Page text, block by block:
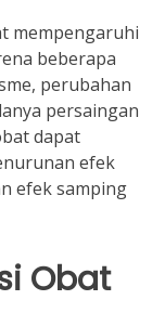
mempengaruhi
beberapa
perubahan
persaingan
dapat
efek
efek samping
Obat